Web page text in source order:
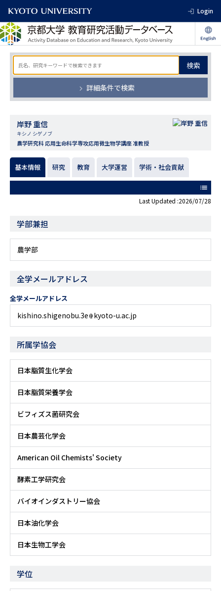
Login
検索
詳細条件で検索
岸野 重信
キシノ シゲノブ
農学研究科 応用生命科学専攻応用微生物学講座 准教授
基本情報 研究 教育 大学運営 学術・社会貢献
list
Last Updated :2026/07/28
学部兼担
農学部
全学メールアドレス
全学メールアドレス
kishino.shigenobu.3e kyoto-u.ac.jp
所属学協会
日本脂質生化学会
日本脂質栄養学会
ビフィズス菌研究会
日本農芸化学会
American Oil Chemists' Society
酵素工学研究会
バイオインダストリー協会
日本油化学会
日本生物工学会
学位